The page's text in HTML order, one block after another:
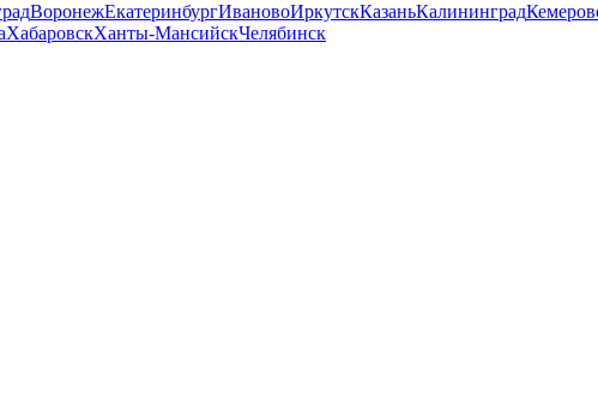
ВоронежЕкатеринбургИвановоИркутскКазаньКалининград
ХабаровскХанты-МансийскЧелябинск